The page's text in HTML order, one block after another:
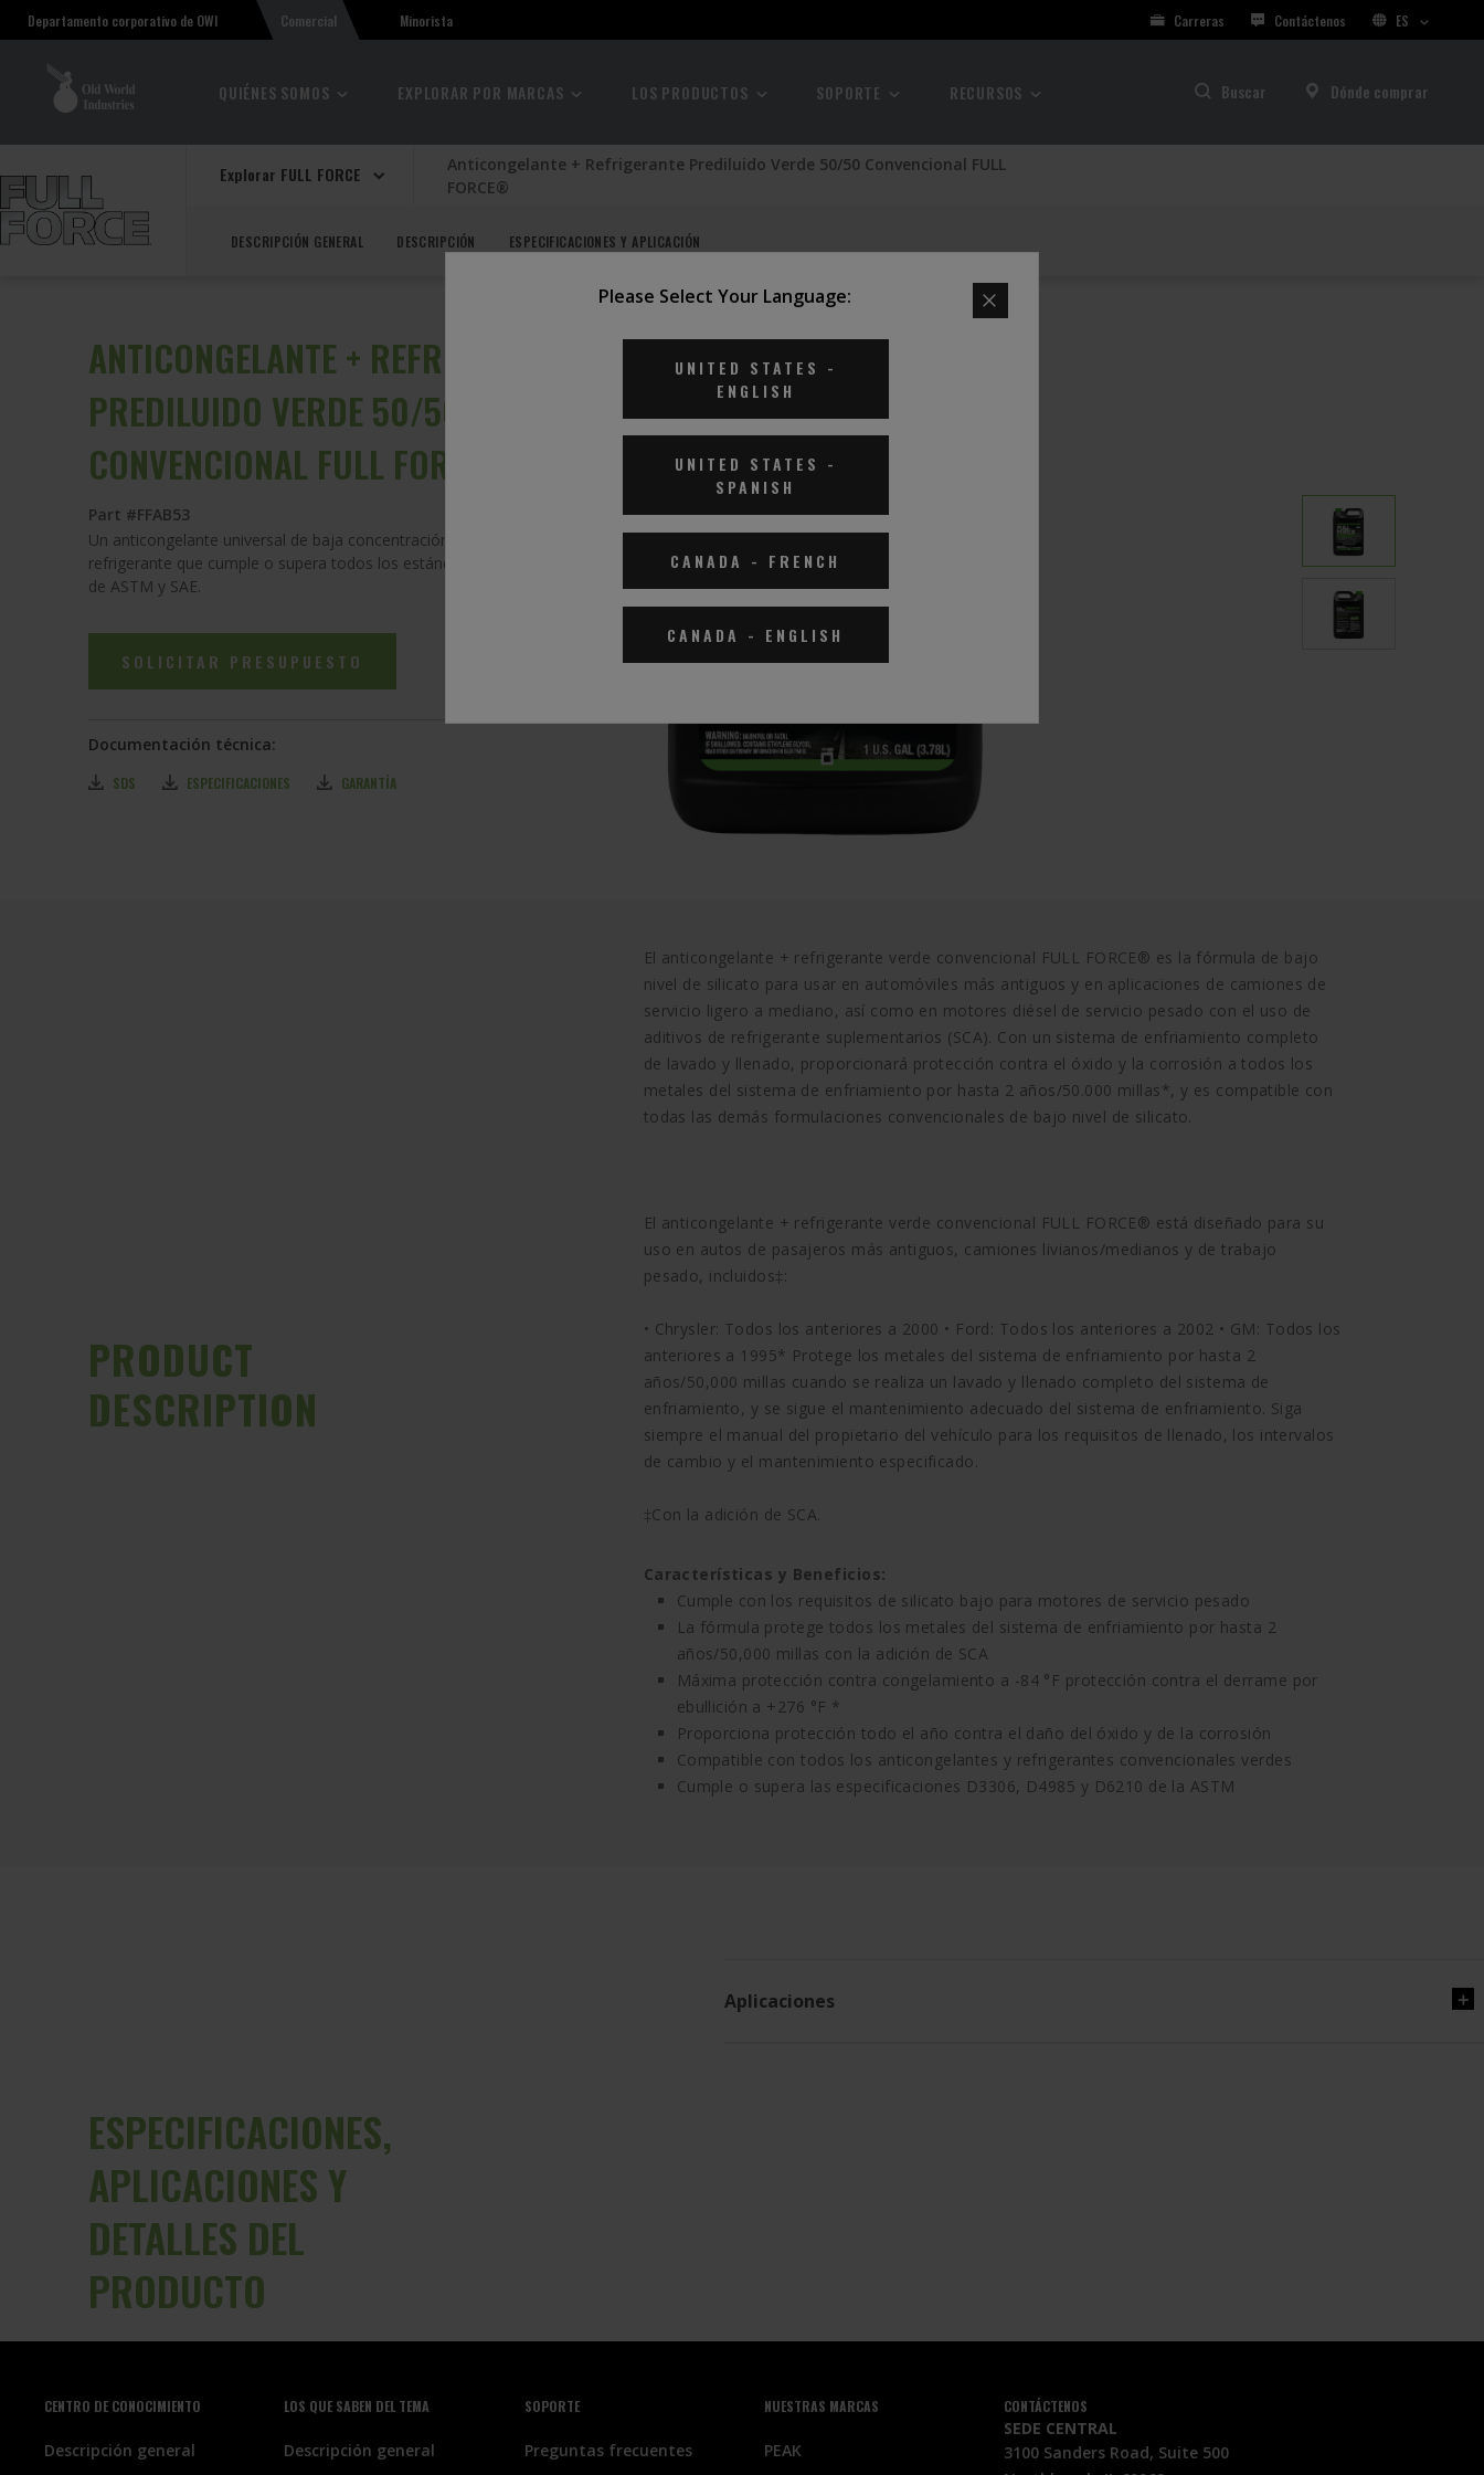
Please Select Your Language:
UNITED STATES -
ENGLISH
UNITED STATES -
SPANISH
CANADA - FRENCH
CANADA - ENGLISH
Departamento corporativo de OWI Comercial Minorista Carreras Contáctenos ES
QUIÉNES SOMOS EXPLORAR POR MARCAS LOS PRODUCTOS SOPORTE RECURSOS Buscar Dónde comprar
Explorar FULL FORCE
Anticongelante + Refrigerante Prediluido Verde 50/50 Convencional FULL
FORCE®
DESCRIPCIÓN GENERAL DESCRIPCIÓN ESPECIFICACIONES Y APLICACIÓN
ANTICONGELANTE + REFRIGERANTE
PREDILUIDO VERDE 50/50
CONVENCIONAL FULL FORCE®
Part #FFAB53
Un anticongelante universal de baja concentración de silicatos +
refrigerante que cumple o supera todos los estándares de rendimiento
de ASTM y SAE.
SOLICITAR PRESUPUESTO
Documentación técnica:
SDS ESPECIFICACIONES GARANTÍA
PRODUCT
DESCRIPTION
El anticongelante + refrigerante verde convencional FULL FORCE® es la fórmula de bajo
nivel de silicato para usar en automóviles más antiguos y en aplicaciones de camiones de
servicio ligero a mediano, así como en motores diésel de servicio pesado con el uso de
aditivos de refrigerante suplementarios (SCA). Con un sistema de enfriamiento completo
de lavado y llenado, proporcionará protección contra el óxido y la corrosión a todos los
metales del sistema de enfriamiento por hasta 2 años/50.000 millas*, y es compatible con
todas las demás formulaciones convencionales de bajo nivel de silicato.
El anticongelante + refrigerante verde convencional FULL FORCE® está diseñado para su
uso en autos de pasajeros más antiguos, camiones livianos/medianos y de trabajo
pesado, incluidos‡:
• Chrysler: Todos los anteriores a 2000 • Ford: Todos los anteriores a 2002 • GM: Todos los
anteriores a 1995* Protege los metales del sistema de enfriamiento por hasta 2
años/50,000 millas cuando se realiza un lavado y llenado completo del sistema de
enfriamiento, y se sigue el mantenimiento adecuado del sistema de enfriamiento. Siga
siempre el manual del propietario del vehículo para los requisitos de llenado, los intervalos
de cambio y el mantenimiento especificado.
‡Con la adición de SCA.
Características y Beneficios:
Cumple con los requisitos de silicato bajo para motores de servicio pesado
La fórmula protege todos los metales del sistema de enfriamiento por hasta 2
años/50,000 millas con la adición de SCA
Máxima protección contra congelamiento a -84 °F protección contra el derrame por
ebullición a +276 °F *
Proporciona protección todo el año contra el daño del óxido y de la corrosión
Compatible con todos los anticongelantes y refrigerantes convencionales verdes
Cumple o supera las especificaciones D3306, D4985 y D6210 de la ASTM
ESPECIFICACIONES,
APLICACIONES Y
DETALLES DEL
PRODUCTO
Aplicaciones
CENTRO DE CONOCIMIENTO
Descripción general
LOS QUE SABEN DEL TEMA
Descripción general
SOPORTE
Preguntas frecuentes
NUESTRAS MARCAS
PEAK
CONTÁCTENOS
SEDE CENTRAL
3100 Sanders Road, Suite 500